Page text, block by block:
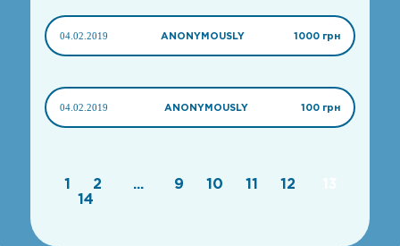
04.02.2019 ANONYMOUSLY 1000 грн
04.02.2019 ANONYMOUSLY 100 грн
1 2 ... 9 10 11 12
14